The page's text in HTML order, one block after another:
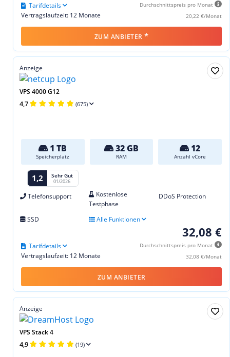
Durchschnittspreis pro Monat
20,22 €/Monat
Vertragslaufzeit: 12 Monate
Tarifdetails
ZUM ANBIETER *
Anzeige
VPS 4000 G12
4,7 (675)
1 TB
Speicherplatz
32 GB
RAM
12
Anzahl vCore
1,2 Sehr Gut
01/2026
Telefonsupport
Kostenlose
Testphase
DDoS Protection
SSD Alle Funktionen
32,08 €
Durchschnittspreis pro Monat
32,08 €/Monat
Vertragslaufzeit: 12 Monate
Tarifdetails
ZUM ANBIETER
Anzeige
VPS Stack 4
4,9 (19)